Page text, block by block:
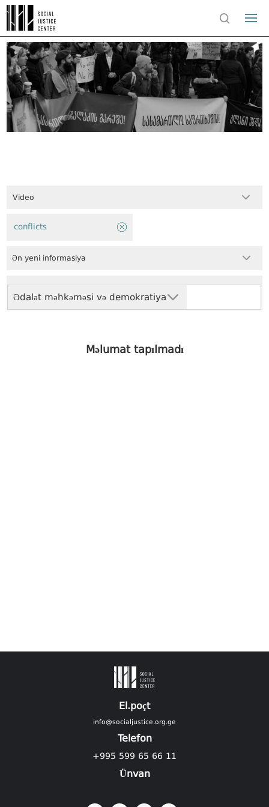
Video
Ədalət məhkəməsi və demokratiya
conflicts
Ən yeni informasiya
Məlumat tapılmadı
El.poçt
info@socialjustice.org.ge
Telefon
+995 599 65 66 11
Ünvan